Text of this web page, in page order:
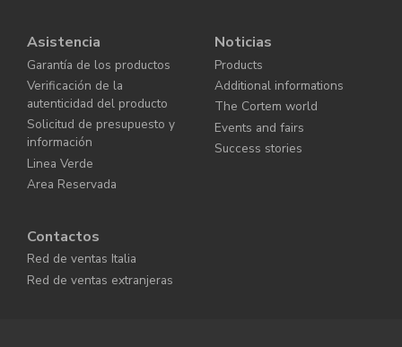
Asistencia
Garantía de los productos
Verificación de la
autenticidad del producto
Solicitud de presupuesto y
información
Linea Verde
Area Reservada
Noticias
Products
Additional informations
The Cortem world
Events and fairs
Success stories
Contactos
Red de ventas Italia
Red de ventas extranjeras